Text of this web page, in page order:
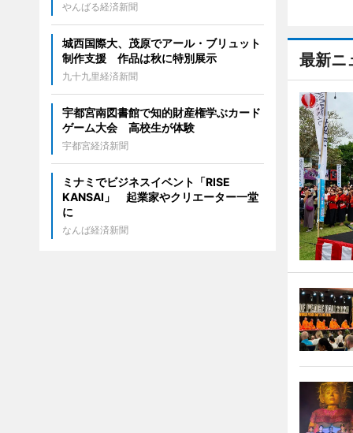
最新ニ
やんばる経済新聞
城西国際大、茂原でアール・ブリュット
制作支援 作品は秋に特別展示
九十九里経済新聞
宇都宮南図書館で知的財産権学ぶカード
ゲーム大会 高校生が体験
宇都宮経済新聞
ミナミでビジネスイベント「RISE
KANSAI」 起業家やクリエーター一堂
に
なんば経済新聞